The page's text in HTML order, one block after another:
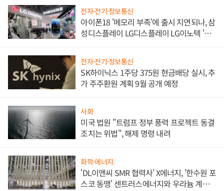
전자·전기·정보통신
아이폰18 '메모리 부족'에 출시 지연되나, 삼
성디스플레이 LG디스플레이 LG이노텍 '탈
전자·전기·정보통신
SK하이닉스 1주당 375원 현금배당 실시, 추
가 주주환원 계획 9월 공개 예정
사회
미국 법원 "트럼프 정부 풍력 프로젝트 동결
조치는 위법", 해제 명령 내려
화학·에너지
'DL이앤씨 SMR 협력사' X에너지, '한수원 포
스코 동맹' 센트러스에너지와 우라늄 계약